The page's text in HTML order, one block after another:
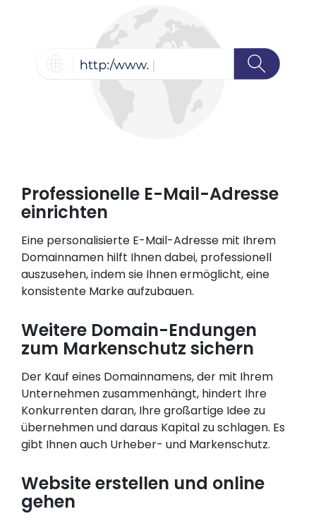
Professionelle E-Mail-Adresse
einrichten
Eine personalisierte E-Mail-Adresse mit Ihrem
Domainnamen hilft Ihnen dabei, professionell
auszusehen, indem sie Ihnen ermöglicht, eine
konsistente Marke aufzubauen.
Weitere Domain-Endungen
zum Markenschutz sichern
Der Kauf eines Domainnamens, der mit Ihrem
Unternehmen zusammenhängt, hindert Ihre
Konkurrenten daran, Ihre großartige Idee zu
übernehmen und daraus Kapital zu schlagen. Es
gibt Ihnen auch Urheber- und Markenschutz.
Website erstellen und online
gehen